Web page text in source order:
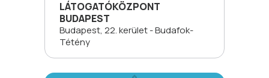
LÁTOGATÓKÖZPONT
BUDAPEST
Budapest, 22. kerület - Budafok-
Tétény